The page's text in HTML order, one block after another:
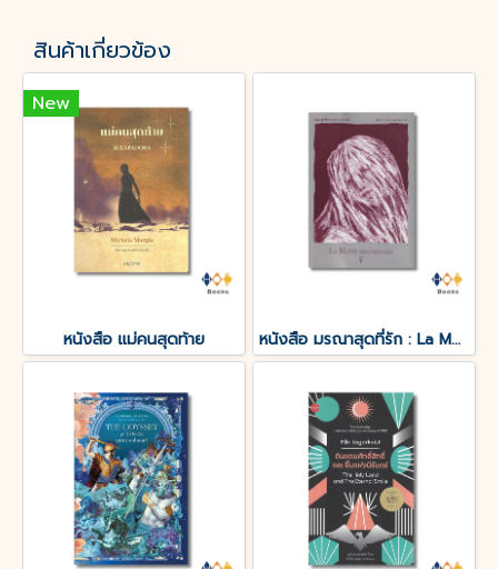
สินค้าเกี่ยวข้อง
New
หนังสือ แม่คนสุดท้าย หนังสือ มรณาสุดที่รัก : La Morte amoureuse